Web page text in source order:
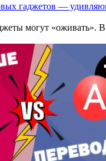
гаджетов —
могут «оживать».